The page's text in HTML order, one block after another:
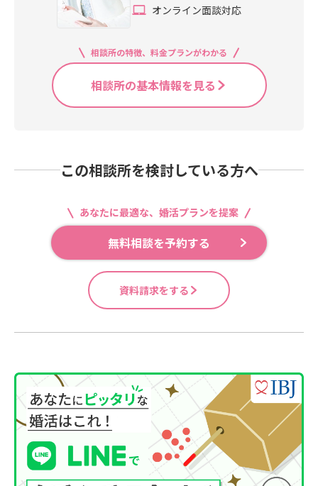
オンライン面談対応
相談所の特徴、料金プランがわかる
相談所の基本情報を見る
この相談所を検討している方へ
あなたに最適な、婚活プランを提案
無料相談を予約する
資料請求をする